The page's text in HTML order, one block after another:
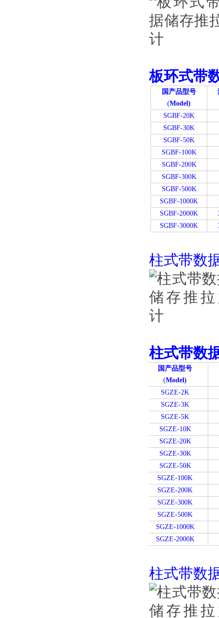
板环式带
国产品型号
(Model)
SGBF-20K
SGBF-30K
SGBF-50K
SGBF-100K
SGBF-200K
SGBF-300K
SGBF-500K
SGBF-1000K
SGBF-2000K
SGBF-3000K
柱式带数
柱式带数
国产品型号
(Model)
SGZE-2K
SGZE-3K
SGZE-5K
SGZE-10K
SGZE-20K
SGZE-30K
SGZE-50K
SGZE-100K
SGZE-200K
SGZE-300K
SGZE-500K
SGZE-1000K
SGZE-2000K
柱式带数